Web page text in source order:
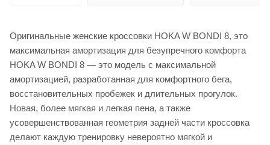
Оригинальные женские кроссовки HOKA W BONDI 8, это
максимальная амортизация для безупречного комфорта
HOKA W BONDI 8 — это модель с максимальной
амортизацией, разработанная для комфортного бега,
восстановительных пробежек и длительных прогулок.
Новая, более мягкая и легкая пена, а также
усовершенствованная геометрия задней части кроссовка
делают каждую тренировку невероятно мягкой и